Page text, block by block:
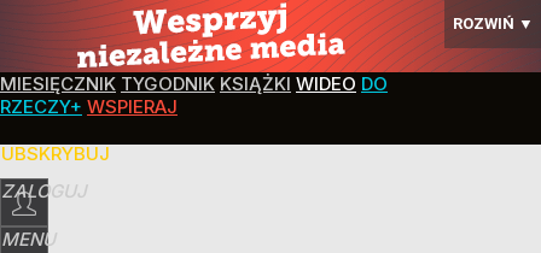
ROZWIŃ ▼
MIESIĘCZNIK TYGODNIK KSIĄŻKI WIDEO DO
RZECZY+ WSPIERAJ
ZALOGUJ
MENU